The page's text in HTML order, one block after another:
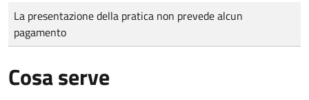
Tipo di pagamento
Importo
La presentazione della pratica non prevede alcun
pagamento
Cosa serve